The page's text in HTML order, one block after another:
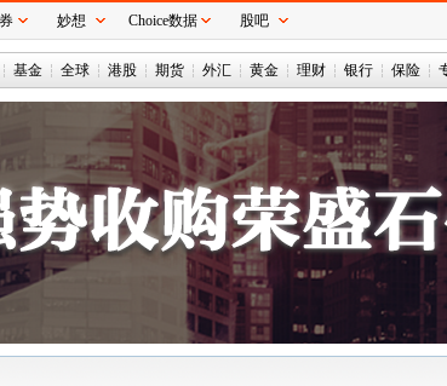
基金 全球 港股 期货 外汇 黄金 理财 银行 保险
妙想 Choice数据 股吧